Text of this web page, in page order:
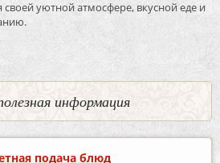
своей уютной атмосфере, вкусной еде и
информация
подача блюд